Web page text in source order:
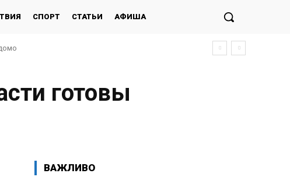
СПОРТ СТАТЬИ АФИША
готовы
ВАЖЛИВО